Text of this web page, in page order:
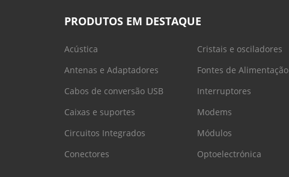
PRODUTOS EM DESTAQUE
Acústica
Antenas e Adaptadores
Cabos de conversão USB
Caixas e suportes
Circuitos Integrados
Conectores
Cristais e osciladores
Fontes de Alimentação
Interruptores
Modems
Módulos
Optoelectrónica